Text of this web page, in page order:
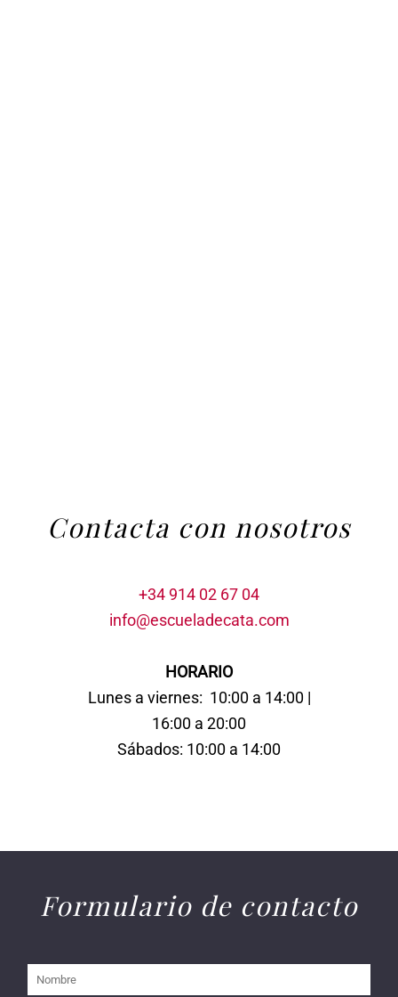
Contacta con nosotros
+34 914 02 67 04
info@escueladecata.com
HORARIO
Lunes a viernes: 10:00 a 14:00 |
16:00 a 20:00
Sábados: 10:00 a 14:00
Formulario de contacto